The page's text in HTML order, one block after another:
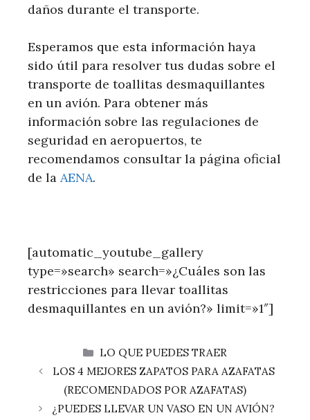
daños durante el transporte.
Esperamos que esta información haya
sido útil para resolver tus dudas sobre el
transporte de toallitas desmaquillantes
en un avión. Para obtener más
información sobre las regulaciones de
seguridad en aeropuertos, te
recomendamos consultar la página oficial
de la AENA.
[automatic_youtube_gallery
type=»search» search=»¿Cuáles son las
restricciones para llevar toallitas
desmaquillantes en un avión?» limit=»1″]
CATEGORÍAS
LO QUE PUEDES TRAER
LOS 4 MEJORES ZAPATOS PARA AZAFATAS
(RECOMENDADOS POR AZAFATAS)
¿PUEDES LLEVAR UN VASO EN UN AVIÓN?